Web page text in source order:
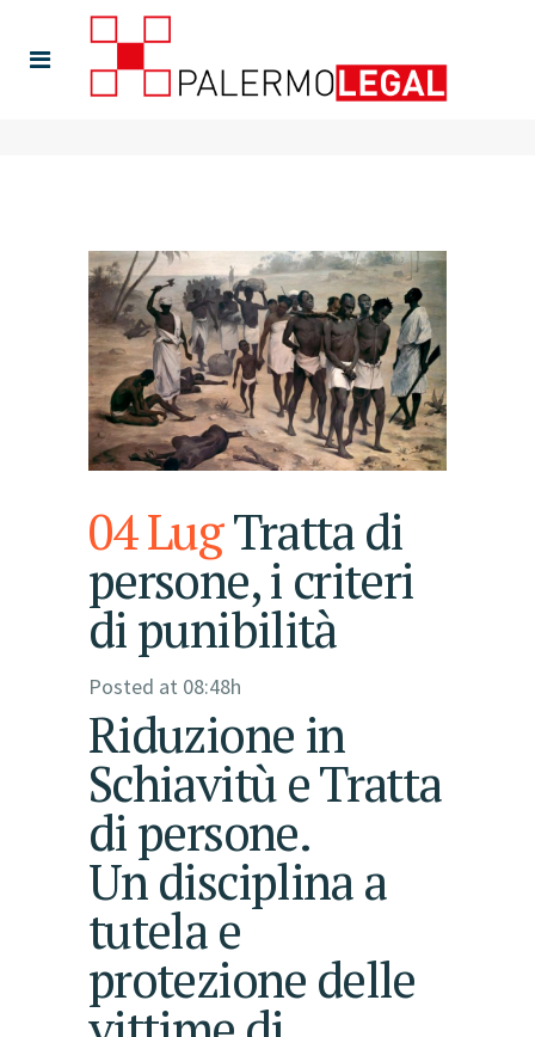
04 LugTratta di
persone, i criteri
di punibilità
Posted at 08:48h
Riduzione in
Schiavitù e Tratta
di persone.
Un disciplina a
tutela e
protezione delle